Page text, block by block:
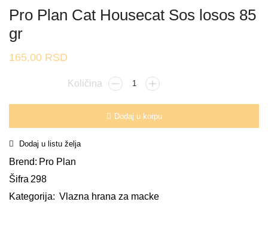
Pro Plan Cat Housecat Sos losos 85
gr
165,00 RSD
Dodaj u korpu
Dodaj u listu želja
Brend: Pro Plan
Šifra 298
Kategorija: Vlazna hrana za macke